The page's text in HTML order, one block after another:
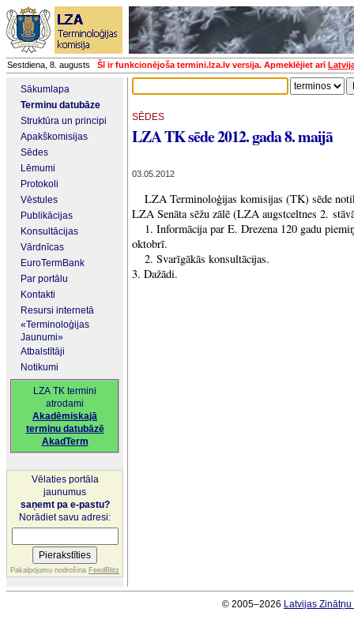
Sestdiena, 8. augusts Šī ir funkcionējoša termini.lza.lv versija. Apmeklējiet arī
Sākumlapa
Terminu datubāze
Struktūra un principi
Apakškomisijas
Sēdes
Lēmumi
Protokoli
Vēstules
Publikācijas
Konsultācijas
Vārdnīcas
EuroTermBank
Par portālu
Kontakti
Resursi internetā
«Terminoloģijas
Jaunumi»
Atbalstītāji
Notikumi
LZA TK termini
atrodami
Akadēmiskajā
terminu datubāzē
AkadTerm
Vēlaties portāla
jaunumus
saņemt pa e-pastu?
Norādiet savu adresi:
Pakalpojumu nodrošina FeedBlitz
SĒDES
LZA TK sēde 2012. gada 8. maijā
03.05.2012
LZA Terminoloģijas komisijas (TK) sēde
LZA Senāta sēžu zālē (LZA augstceltnes 2.
1. Informācija par E. Drezena 120 gadu
oktobrī.
2. Svarīgākās konsultācijas.
3. Dažādi.
© 2005–2026 Latvijas